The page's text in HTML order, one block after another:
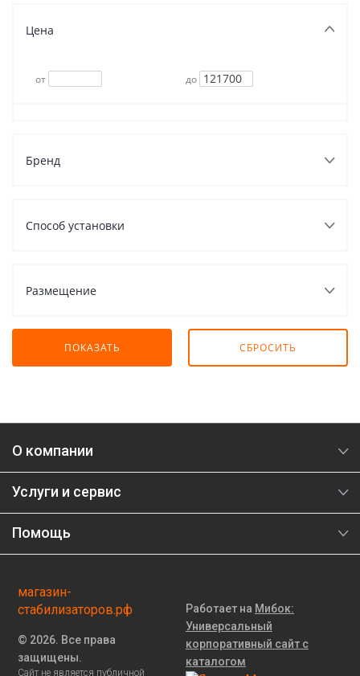
Цена
от до
Бренд
Способ установки
Размещение
О компании
Услуги и сервис
Помощь
магазин-
стабилизаторов.рф
© 2026. Все права
защищены.
Сайт не является публичной
Работает на Мибок:
Универсальный
корпоративный сайт с
каталогом